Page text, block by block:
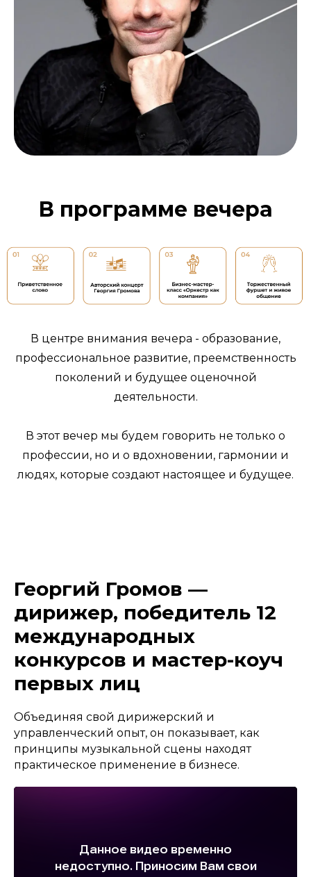
В программе вечера
В центре внимания вечера - образование,
профессиональное развитие, преемственность
поколений и будущее оценочной
деятельности.
В этот вечер мы будем говорить не только о
профессии, но и о вдохновении, гармонии и
людях, которые создают настоящее и будущее.
Георгий Громов —
дирижер, победитель 12
международных
конкурсов и мастер-коуч
первых лиц
Объединяя свой дирижерский и
управленческий опыт, он показывает, как
принципы музыкальной сцены находят
практическое применение в бизнесе.